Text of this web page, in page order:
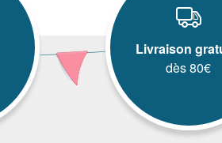
Livraison
dès 80€